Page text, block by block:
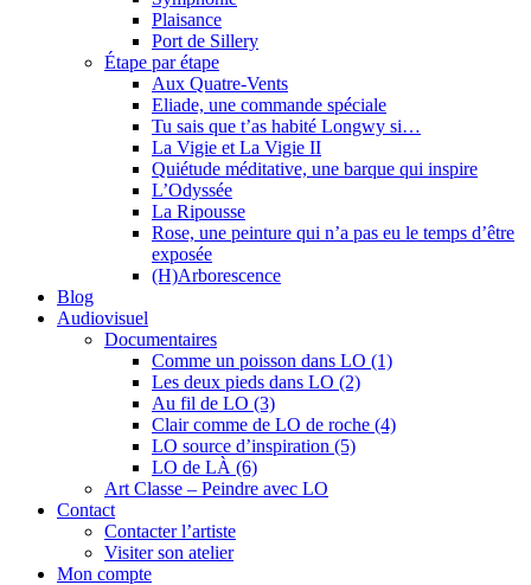
Plaisance
Port de Sillery
Étape par étape
Aux Quatre-Vents
Eliade, une commande spéciale
Tu sais que t’as habité Longwy si…
La Vigie et La Vigie II
Quiétude méditative, une barque qui inspire
L’Odyssée
La Ripousse
Rose, une peinture qui n’a pas eu le temps d’être
exposée
(H)Arborescence
Blog
Audiovisuel
Documentaires
Comme un poisson dans LO (1)
Les deux pieds dans LO (2)
Au fil de LO (3)
Clair comme de LO de roche (4)
LO source d’inspiration (5)
LO de LÀ (6)
Art Classe – Peindre avec LO
Contact
Contacter l’artiste
Visiter son atelier
Mon compte